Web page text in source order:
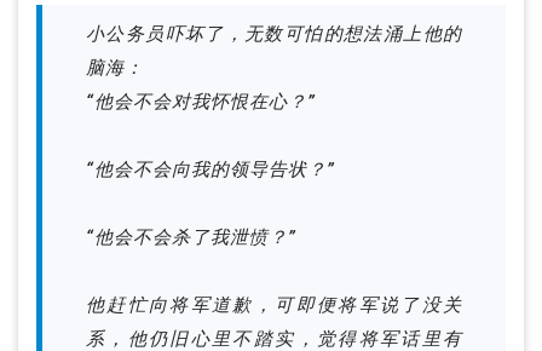
小公务员吓坏了，无数可怕的想法涌上他的
脑海：
“他会不会对我怀恨在心？”
“他会不会向我的领导告状？”
“他会不会杀了我泄愤？”
他赶忙向将军道歉，可即便将军说了没关
系，他仍旧心里不踏实，觉得将军话里有